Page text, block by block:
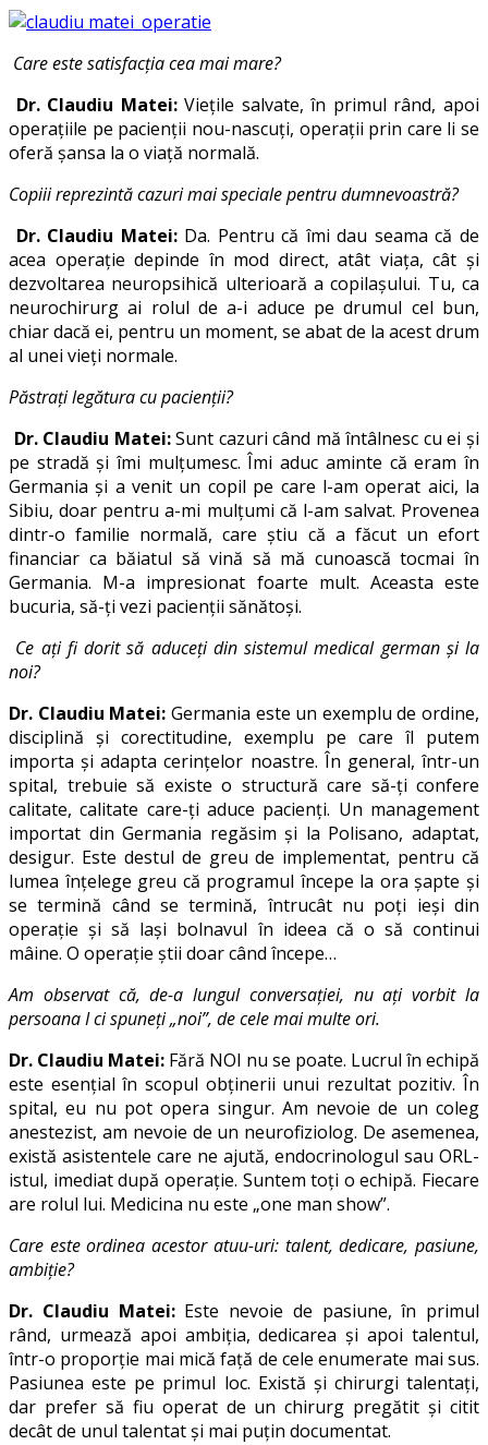
Care este satisfacția cea mai mare?
Dr. Claudiu Matei:Viețile salvate, în primul rând, apoi
operațiile pe pacienții nou-nascuți, operații prin care li se
oferă șansa la o viață normală.
Copiii reprezintă cazuri mai speciale pentru dumnevoastră?
Dr. Claudiu Matei:Da. Pentru că îmi dau seama că de
acea operație depinde în mod direct, atât viața, cât și
dezvoltarea neuropsihică ulterioară a copilașului. Tu, ca
neurochirurg ai rolul de a-i aduce pe drumul cel bun,
chiar dacă ei, pentru un moment, se abat de la acest drum
al unei vieți normale.
Păstrați legătura cu pacienții?
Dr. Claudiu Matei:Sunt cazuri când mă întâlnesc cu ei și
pe stradă și îmi mulțumesc. Îmi aduc aminte că eram în
Germania și a venit un copil pe care l-am operat aici, la
Sibiu, doar pentru a-mi mulțumi că l-am salvat. Provenea
dintr-o familie normală, care știu că a făcut un efort
financiar ca băiatul să vină să mă cunoască tocmai în
Germania. M-a impresionat foarte mult. Aceasta este
bucuria, să-ți vezi pacienții sănătoși.
Ce ați fi dorit să aduceți din sistemul medical german și la
noi?
Dr. Claudiu Matei: Germania este un exemplu de ordine,
disciplină și corectitudine, exemplu pe care îl putem
importa și adapta cerințelor noastre. În general, într-un
spital, trebuie să existe o structură care să-ți confere
calitate, calitate care-ți aduce pacienți. Un management
importat din Germania regăsim și la Polisano, adaptat,
desigur. Este destul de greu de implementat, pentru că
lumea înțelege greu că programul începe la ora șapte și
se termină când se termină, întrucât nu poți ieși din
operație și să lași bolnavul în ideea că o să continui
mâine. O operație știi doar când începe…
Am observat că, de-a lungul conversației, nu ați vorbit la
persoana I ci spuneți „noi”, de cele mai multe ori.
Dr. Claudiu Matei: Fără NOI nu se poate. Lucrul în echipă
este esențial în scopul obținerii unui rezultat pozitiv. În
spital, eu nu pot opera singur. Am nevoie de un coleg
anestezist, am nevoie de un neurofiziolog. De asemenea,
există asistentele care ne ajută, endocrinologul sau ORL-
istul, imediat după operație. Suntem toți o echipă. Fiecare
are rolul lui. Medicina nu este „one man show”.
Care este ordinea acestor atuu-uri: talent, dedicare, pasiune,
ambiție?
Dr. Claudiu Matei:Este nevoie de pasiune, în primul
rând, urmează apoi ambiția, dedicarea și apoi talentul,
într-o proporție mai mică față de cele enumerate mai sus.
Pasiunea este pe primul loc. Există și chirurgi talentați,
dar prefer să fiu operat de un chirurg pregătit și citit
decât de unul talentat și mai puțin documentat.